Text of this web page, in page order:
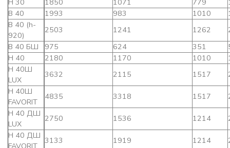
Н 30
1850 1071 779
В 40
1993 983 1010
В 40 (h-
920)
2503 1241 1262
В 40 БШ
975 624 351
Н 40
2180 1170 1010
Н 40Ш
LUX
3632 2115 1517
Н 40Ш
FAVORIT
4835 3318 1517
Н 40 ДШ
LUX
2750 1536 1214
Н 40 ДШ 3133 1919 1214